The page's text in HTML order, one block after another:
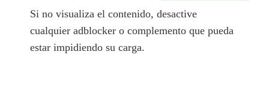
Si no visualiza el contenido, desactive
cualquier adblocker o complemento que pueda
estar impidiendo su carga.